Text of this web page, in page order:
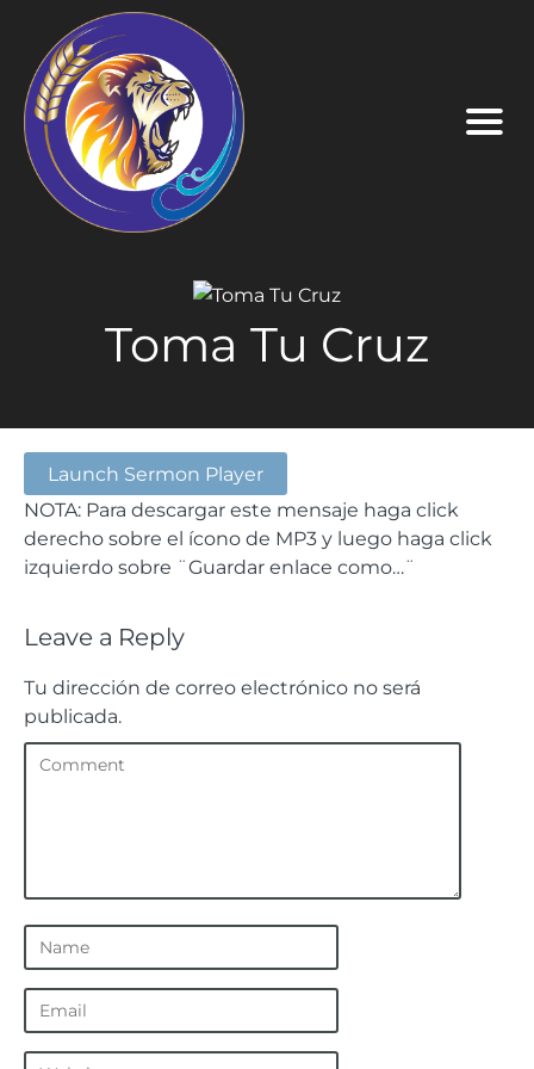
Toma Tu Cruz
Launch Sermon Player
NOTA: Para descargar este mensaje haga click
derecho sobre el ícono de MP3 y luego haga click
izquierdo sobre ¨Guardar enlace como…¨
Leave a Reply
Tu dirección de correo electrónico no será
publicada.